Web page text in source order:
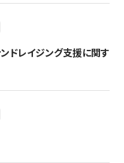
ンドレイジング支援に関す